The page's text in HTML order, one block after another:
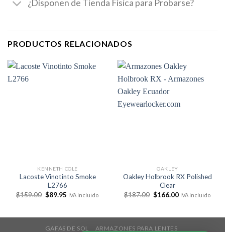
¿Disponen de Tienda Física para Probarse?
PRODUCTOS RELACIONADOS
KENNETH COLE
Lacoste Vinotinto Smoke
L2766
$159.00 El
$89.95 El
IVA Incluido
OAKLEY
Oakley Holbrook RX Polished
Clear
$187.00 El
$166.00ElIVA Incluido
GAFAS DE SOL
ARMAZONES PARA LENTES